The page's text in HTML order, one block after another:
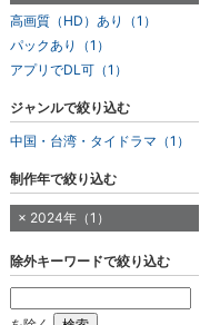
高画質（HD）あり（1）
パックあり（1）
アプリでDL可（1）
ジャンルで絞り込む
中国・台湾・タイドラマ（1）
制作年で絞り込む
2024年（1）
除外キーワードで絞り込む